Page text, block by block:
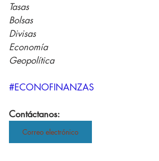
Tasas
Bolsas
Divisas
Economía
Geopolítica
#ECONOFINANZAS
Contáctanos:
Correo electrónico